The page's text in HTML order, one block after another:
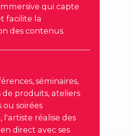
qui capte
facilite la
des contenus.
séminaires,
produits, ateliers
soirées
l'artiste réalise des
direct avec ses